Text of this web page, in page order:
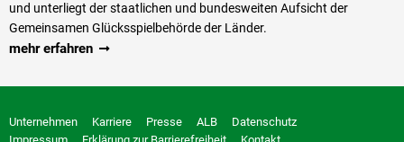
und unterliegt der staatlichen und bundesweiten Aufsicht der
Gemeinsamen Glücksspielbehörde der Länder.
mehr erfahren
Unternehmen Karriere Presse ALB
Datenschutz